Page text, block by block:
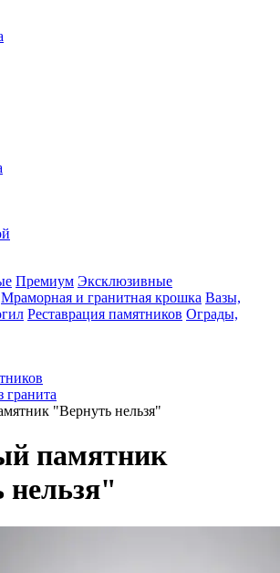
Премиум Эксклюзивные
Мраморная и гранитная крошка Вазы,
Реставрация памятников Ограды,
гранита
"Вернуть нельзя"
памятник
нельзя"